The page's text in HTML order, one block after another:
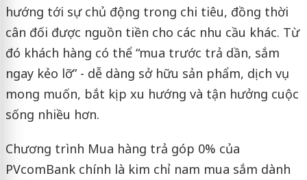
hướng tới sự chủ động trong chi tiêu, đồng thời
cân đối được nguồn tiền cho các nhu cầu khác. Từ
đó khách hàng có thể “mua trước trả dần, sắm
ngay kẻo lỡ” - dễ dàng sở hữu sản phẩm, dịch vụ
mong muốn, bắt kịp xu hướng và tận hưởng cuộc
sống nhiều hơn.
Chương trình Mua hàng trả góp 0% của
PVcomBank chính là kim chỉ nam mua sắm dành